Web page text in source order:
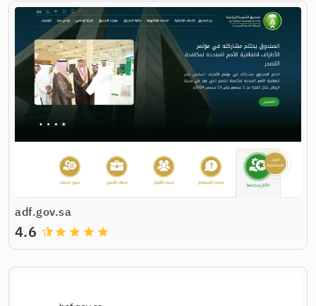
adf.gov.sa
grade
grade
grade
grade
4.6